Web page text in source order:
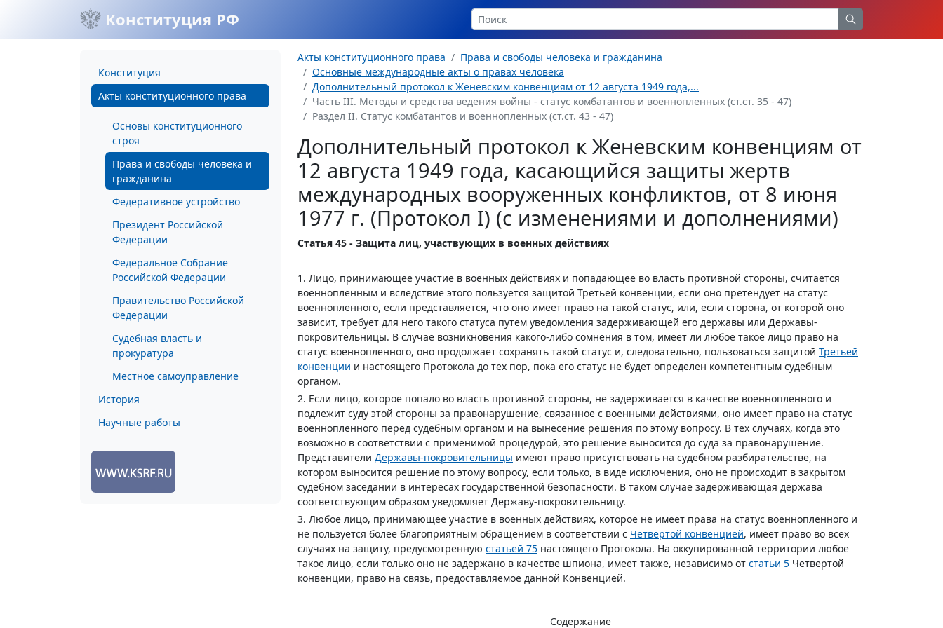
Конституция РФ
Конституция
Акты конституционного права
Основы конституционного
строя
Права и свободы человека и
гражданина
Федеративное устройство
Президент Российской
Федерации
Федеральное Собрание
Российской Федерации
Правительство Российской
Федерации
Судебная власть и
прокуратура
Местное самоуправление
История
Научные работы
Акты конституционного права
Права и свободы человека и гражданина
Основные международные акты о правах человека
Дополнительный протокол к Женевским конвенциям от 12 августа 1949 года,...
Часть III. Методы и средства ведения войны - статус комбатантов и военнопленных (ст.ст. 35 - 47)
Раздел II. Статус комбатантов и военнопленных (ст.ст. 43 - 47)
Дополнительный протокол к Женевским конвенциям от
12 августа 1949 года, касающийся защиты жертв
международных вооруженных конфликтов, от 8 июня
1977 г. (Протокол I) (с изменениями и дополнениями)
Статья 45 - Защита лиц, участвующих в военных действиях
1. Лицо, принимающее участие в военных действиях и попадающее во власть противной стороны, считается
военнопленным и вследствие этого пользуется защитой Третьей конвенции, если оно претендует на статус
военнопленного, если представляется, что оно имеет право на такой статус, или, если сторона, от которой оно
зависит, требует для него такого статуса путем уведомления задерживающей его державы или Державы-
покровительницы. В случае возникновения какого-либо сомнения в том, имеет ли любое такое лицо право на
статус военнопленного, оно продолжает сохранять такой статус и, следовательно, пользоваться защитой Третьей
конвенции и настоящего Протокола до тех пор, пока его статус не будет определен компетентным судебным
органом.
2. Если лицо, которое попало во власть противной стороны, не задерживается в качестве военнопленного и
подлежит суду этой стороны за правонарушение, связанное с военными действиями, оно имеет право на статус
военнопленного перед судебным органом и на вынесение решения по этому вопросу. В тех случаях, когда это
возможно в соответствии с применимой процедурой, это решение выносится до суда за правонарушение.
Представители Державы-покровительницы имеют право присутствовать на судебном разбирательстве, на
котором выносится решение по этому вопросу, если только, в виде исключения, оно не происходит в закрытом
судебном заседании в интересах государственной безопасности. В таком случае задерживающая держава
соответствующим образом уведомляет Державу-покровительницу.
3. Любое лицо, принимающее участие в военных действиях, которое не имеет права на статус военнопленного и
не пользуется более благоприятным обращением в соответствии с Четвертой конвенцией, имеет право во всех
случаях на защиту, предусмотренную статьей 75 настоящего Протокола. На оккупированной территории любое
такое лицо, если только оно не задержано в качестве шпиона, имеет также, независимо от статьи 5 Четвертой
конвенции, право на связь, предоставляемое данной Конвенцией.
Содержание